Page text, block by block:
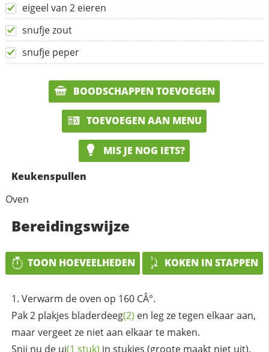
eigeel van 2 eieren
snufje zout
snufje peper
BOODSCHAPPEN TOEVOEGEN
TOEVOEGEN AAN MENU
MIS JE NOG IETS?
Keukenspullen
Oven
Bereidingswijze
TOON HOEVEELHEDEN KOKEN IN STAPPEN
Verwarm de oven op 160 CÂ°.
Pak 2 plakjes bladerdeeg(2) en leg ze tegen elkaar aan,
maar vergeet ze niet aan elkaar te maken.
Snij nu de ui(1 stuk) in stukjes (groote maakt niet uit).